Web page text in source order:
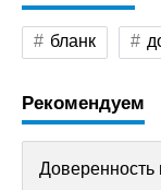
бланк
Рекомендуем
Доверенность